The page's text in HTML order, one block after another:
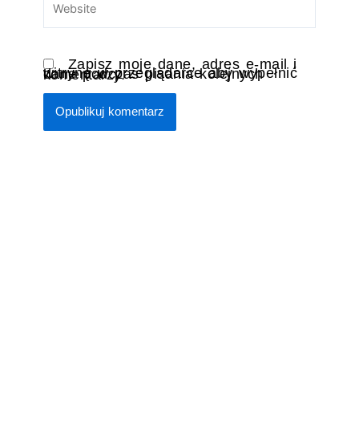
Zapisz moje dane, adres e-mail i
witrynę w przeglądarce aby wypełnić dane podczas pisania kolejnych komentarzy.